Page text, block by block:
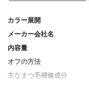
カラー展開
メーカー会社名
内容量
オフの方法
主なまつ毛補修成分